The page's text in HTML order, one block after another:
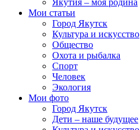
Мои статьи
Город Якутск
Культура и искусство
Общество
Охота и рыбалка
Спорт
Человек
Экология
Мои фото
Город Якутск
Дети – наше будущее